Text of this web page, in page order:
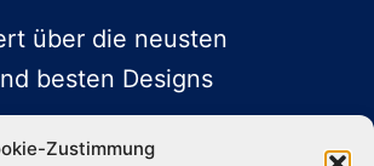
Zustimmung
über die neusten
besten Designs